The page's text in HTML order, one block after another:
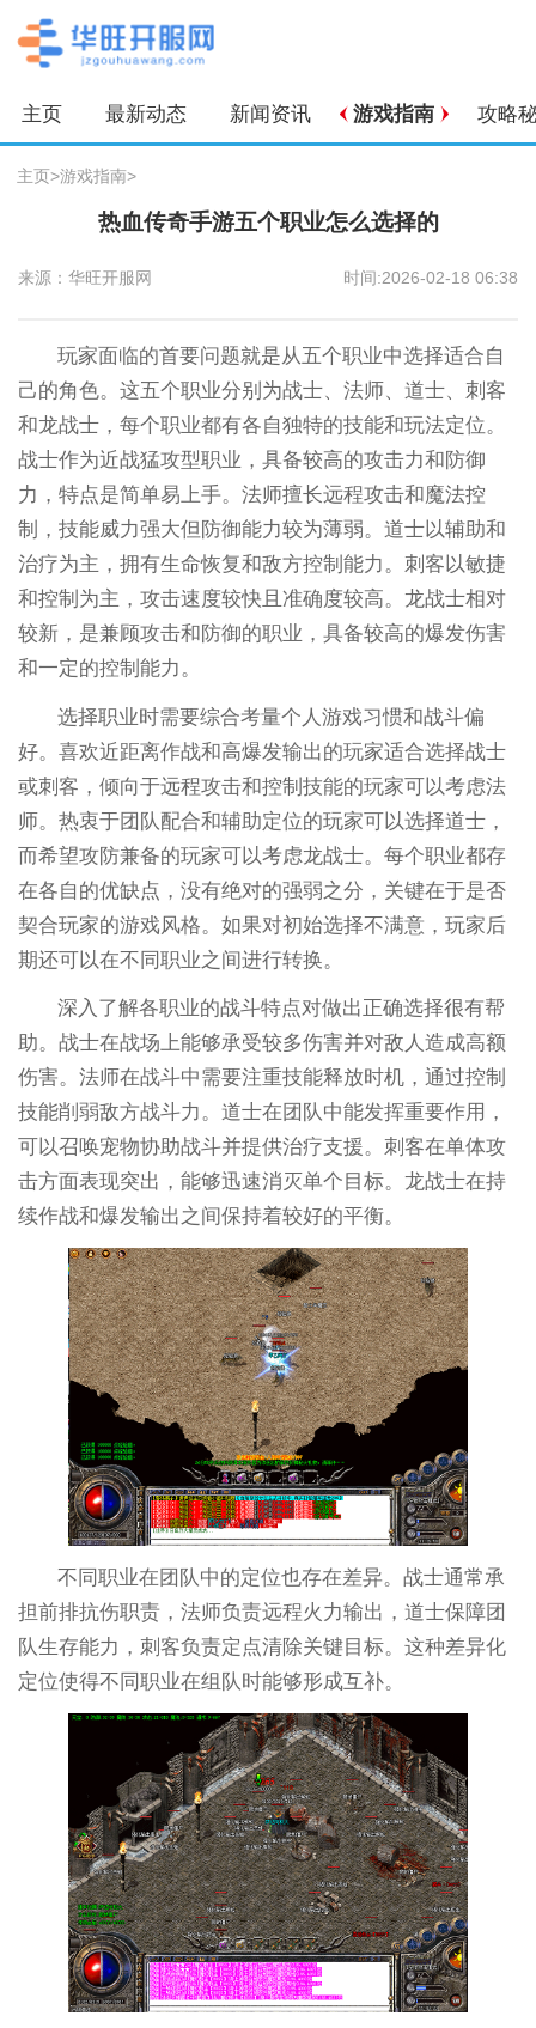
主页 最新动态 新闻资讯 游戏指南 攻略
主页>游戏指南>
热血传奇手游五个职业怎么选择的
来源：华旺开服网 时间:2026-02-18 06:38
玩家面临的首要问题就是从五个职业中选择适合自
己的角色。这五个职业分别为战士、法师、道士、刺客
和龙战士，每个职业都有各自独特的技能和玩法定位。
战士作为近战猛攻型职业，具备较高的攻击力和防御
力，特点是简单易上手。法师擅长远程攻击和魔法控
制，技能威力强大但防御能力较为薄弱。道士以辅助和
治疗为主，拥有生命恢复和敌方控制能力。刺客以敏捷
和控制为主，攻击速度较快且准确度较高。龙战士相对
较新，是兼顾攻击和防御的职业，具备较高的爆发伤害
和一定的控制能力。
选择职业时需要综合考量个人游戏习惯和战斗偏
好。喜欢近距离作战和高爆发输出的玩家适合选择战士
或刺客，倾向于远程攻击和控制技能的玩家可以考虑法
师。热衷于团队配合和辅助定位的玩家可以选择道士，
而希望攻防兼备的玩家可以考虑龙战士。每个职业都存
在各自的优缺点，没有绝对的强弱之分，关键在于是否
契合玩家的游戏风格。如果对初始选择不满意，玩家后
期还可以在不同职业之间进行转换。
深入了解各职业的战斗特点对做出正确选择很有帮
助。战士在战场上能够承受较多伤害并对敌人造成高额
伤害。法师在战斗中需要注重技能释放时机，通过控制
技能削弱敌方战斗力。道士在团队中能发挥重要作用，
可以召唤宠物协助战斗并提供治疗支援。刺客在单体攻
击方面表现突出，能够迅速消灭单个目标。龙战士在持
续作战和爆发输出之间保持着较好的平衡。
不同职业在团队中的定位也存在差异。战士通常承
担前排抗伤职责，法师负责远程火力输出，道士保障团
队生存能力，刺客负责定点清除关键目标。这种差异化
定位使得不同职业在组队时能够形成互补。